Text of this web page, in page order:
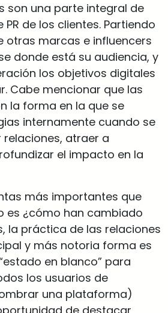
son una parte integral de
de los clientes. Partiendo
otras marcas e influencers
donde está su audiencia, y
los objetivos digitales
Cabe mencionar que las
la forma en la que se
internamente cuando se
atraer a
el impacto en la
más importantes que
es ¿cómo han cambiado
la práctica de las relaciones
y más notoria forma es
en blanco” para
los usuarios de
una plataforma)